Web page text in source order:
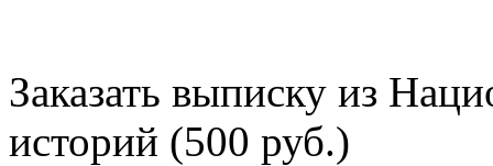
Заказать выписку из
историй (500 руб.)